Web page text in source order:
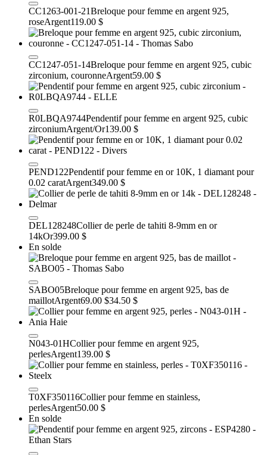
CC1263-001-21Breloque pour femme en argent 925,
roseArgent119.00 $
CC1247-051-14Breloque pour femme en argent 925, cubic
zirconium, couronneArgent59.00 $
R0LBQA9744Pendentif pour femme en argent 925, cubic
zirconiumArgent/Or139.00 $
PEND122Pendentif pour femme en or 10K, 1 diamant pour
0.02 caratArgent349.00 $
DEL128248Collier de perle de tahiti 8-9mm en or
14kOr399.00 $
En solde
SABO05Breloque pour femme en argent 925, bas de
maillotArgent69.00 $34.50 $
N043-01HCollier pour femme en argent 925,
perlesArgent139.00 $
T0XF350116Collier pour femme en stainless,
perlesArgent50.00 $
En solde